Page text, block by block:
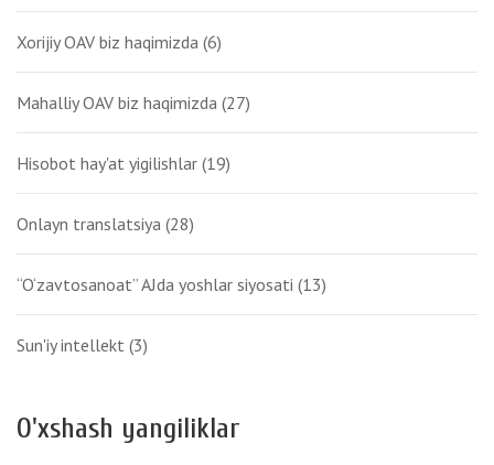
Xorijiy OAV biz haqimizda (6)
Mahalliy OAV biz haqimizda (27)
Hisobot hay'at yigilishlar (19)
Onlayn translatsiya (28)
“O‘zavtosanoat” AJda yoshlar siyosati (13)
Sun'iy intellekt (3)
O'xshash yangiliklar